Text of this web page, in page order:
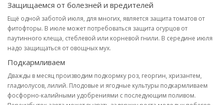
Защищаемся от болезней и вредителей
Ещё одной заботой июля, для многих, является защита томатов от
фитофторы. В июле может потребоваться защита огурцов от
паутинного клеща, стеблевой или корневой гнили. В середине июля
надо защищаться от овощных мух.
Подкармливаем
Дважды в месяц производим подкормку роз, георгин, хризантем,
гладиолусов, лилий. Плодовые и ягодные культуры подкармливаем
фосфорно-калийными удобрениями с последующим поливом.